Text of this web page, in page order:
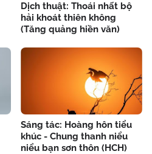
Dịch thuật: Thoái nhất bộ
hải khoát thiên không
(Tăng quảng hiền văn)
Sáng tác: Hoàng hôn tiểu
khúc - Chung thanh niểu
niểu bạn sơn thôn (HCH)